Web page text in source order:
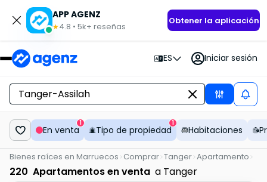
APP AGENZ
★4.8 • 5k+ reseñas
Obtener la aplicación
ES Iniciar sesión
En venta
1
Tipo de propiedad
1
Habitaciones
Bienes raíces en Marruecos Comprar Tanger Apartamento
220 Apartamentos en venta a Tanger